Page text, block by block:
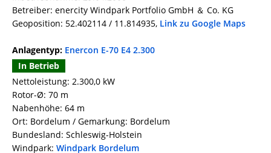
Betreiber: enercity Windpark Portfolio GmbH ＆ Co. KG
Geoposition: 52.402114 / 11.814935, Link zu Google Maps
Anlagentyp: Enercon E-70 E4 2.300
In Betrieb
Nettoleistung: 2.300,0 kW
Rotor-Ø: 70 m
Nabenhöhe: 64 m
Ort: Bordelum / Gemarkung: Bordelum
Bundesland: Schleswig-Holstein
Windpark: Windpark Bordelum